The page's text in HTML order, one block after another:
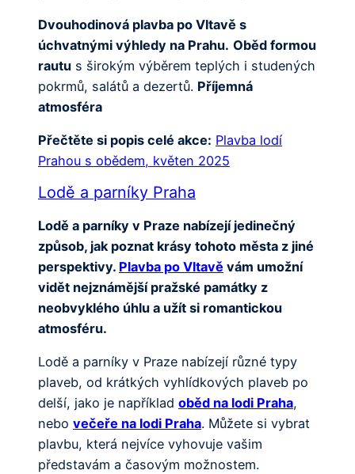
Dvouhodinová plavba po Vltavě s
úchvatnými výhledy na Prahu. Oběd formou
rautu s širokým výběrem teplých i studených
pokrmů, salátů a dezertů. Příjemná
atmosféra
Přečtěte si popis celé akce: Plavba lodí
Prahou s obědem, květen 2025
Lodě a parníky Praha
Lodě a parníky v Praze nabízejí jedinečný
způsob, jak poznat krásy tohoto města z jiné
perspektivy. Plavba po Vltavě vám umožní
vidět nejznámější pražské památky z
neobvyklého úhlu a užít si romantickou
atmosféru.
Lodě a parníky v Praze nabízejí různé typy
plaveb, od krátkých vyhlídkových plaveb po
delší, jako je například oběd na lodi Praha,
nebo večeře na lodi Praha. Můžete si vybrat
plavbu, která nejvíce vyhovuje vašim
představám a časovým možnostem.